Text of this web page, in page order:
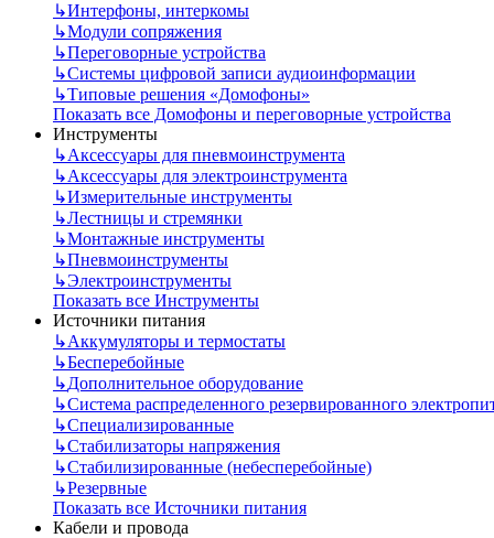
↳Интерфоны, интеркомы
↳Модули сопряжения
↳Переговорные устройства
↳Системы цифровой записи аудиоинформации
↳Типовые решения «Домофоны»
Показать все Домофоны и переговорные устройства
Инструменты
↳Аксессуары для пневмоинструмента
↳Аксессуары для электроинструмента
↳Измерительные инструменты
↳Лестницы и стремянки
↳Монтажные инструменты
↳Пневмоинструменты
↳Электроинструменты
Показать все Инструменты
Источники питания
↳Аккумуляторы и термостаты
↳Бесперебойные
↳Дополнительное оборудование
↳Система распределенного резервированного
↳Специализированные
↳Стабилизаторы напряжения
↳Стабилизированные (небесперебойные)
↳Резервные
Показать все Источники питания
Кабели и провода